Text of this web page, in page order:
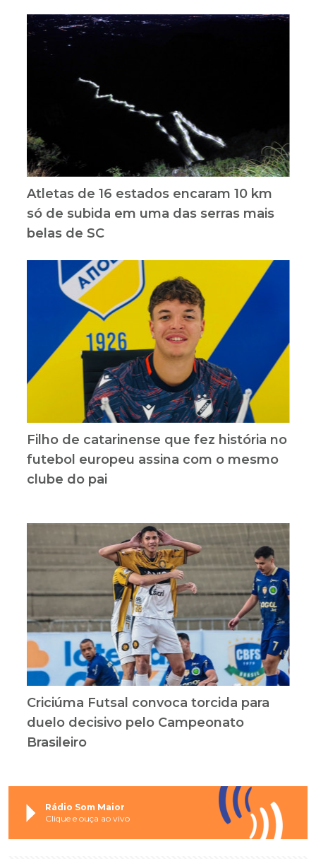
Atletas de 16 estados encaram 10 km
só de subida em uma das serras mais
belas de SC
Filho de catarinense que fez história no
futebol europeu assina com o mesmo
clube do pai
Criciúma Futsal convoca torcida para
duelo decisivo pelo Campeonato
Brasileiro
Rádio Som Maior
Clique e ouça ao vivo